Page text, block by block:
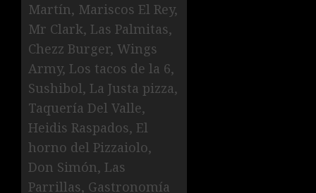
Martín, Mariscos El Rey,
Mr Clark, Las Palmitas,
Chezz Burger, Wings
Army, Los tacos de la 6,
Sushibol, La Justa pizza,
Taquería Del Valle,
Heidis Raspados, El
horno del Pizzaiolo,
Don Simón, Las
Parrillas, Gastronomía